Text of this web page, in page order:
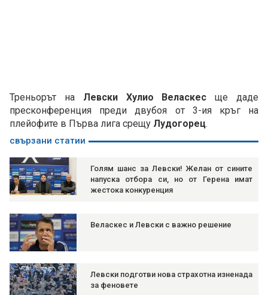
Треньорът на Левски Хулио Веласкесще даде
пресконференция преди двубоя от 3-ия кръг на
плейофите в Първа лига срещу Лудогорец.
свързани статии
Голям шанс за Левски! Желан от сините
напуска отбора си, но от Герена имат
жестока конкуренция
Веласкес и Левски с важно решение
Левски подготви нова страхотна изненада
за феновете